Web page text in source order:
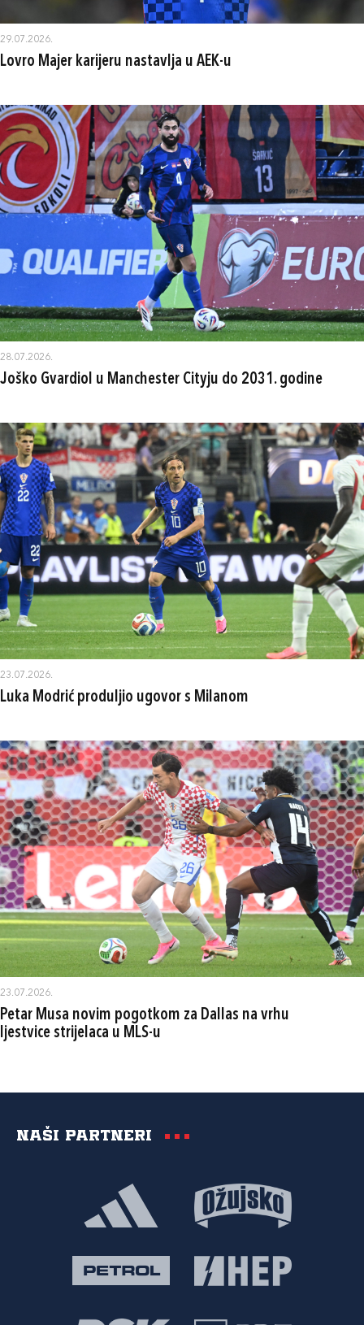
29.07.2026.
Lovro Majer karijeru nastavlja u AEK-u
28.07.2026.
Joško Gvardiol u Manchester Cityju do 2031. godine
23.07.2026.
Luka Modrić produljio ugovor s Milanom
23.07.2026.
Petar Musa novim pogotkom za Dallas na vrhu
ljestvice strijelaca u MLS-u
Naši partneri